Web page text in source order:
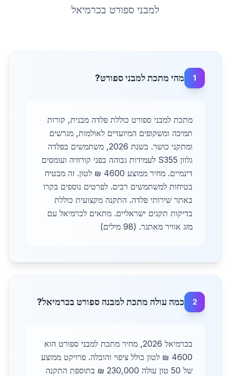
למבני ספורט בכרמיאל
1 מהי מתכת למבני ספורט?
מתכת למבני ספורט כוללת פלדה מבנית, קורות
תמיכה ומשקופים המיועדים לאולמות, מגרשים
ומתקני כושר. בשנת 2026, משתמשים בפלדה
גלוון S355 לעמידות גבוהה בפני קורוזיה ועומסים
דינמיים. מחיר ממוצע 4600 ₪ לטון. זה מבטיח
בטיחות למשתמשים רבים. לפרטים נוספים בקרו
באתר שירותי פלדה. התקנה מקצועית כוללת
בדיקות תקנים ישראליים. מתאים לכרמיאל עם
מזג אוויר מאתגר. (98 מילים)
2 כמה עולה מתכת למבנה ספורט בכרמיאל?
בכרמיאל 2026, מחיר מתכת למבני ספורט הוא
4600 ₪ לטון כולל ציפוי והובלה. פרויקט ממוצע
של 50 טון עולה 230,000 ₪ בתוספת התקנה